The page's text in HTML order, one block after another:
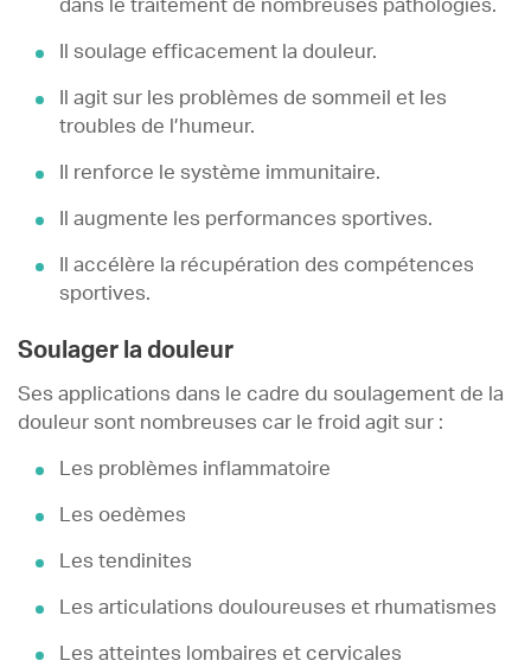
dans le traitement de nombreuses pathologies.
Il soulage efficacement la douleur.
Il agit sur les problèmes de sommeil et les
troubles de l’humeur.
Il renforce le système immunitaire.
Il augmente les performances sportives.
Il accélère la récupération des compétences
sportives.
Soulager la douleur
Ses applications dans le cadre du soulagement de la
douleur sont nombreuses car le froid agit sur :
Les problèmes inflammatoire
Les oedèmes
Les tendinites
Les articulations douloureuses et rhumatismes
Les atteintes lombaires et cervicales